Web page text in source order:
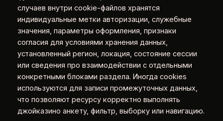
случаев внутри cookie-файлов хранятся
индивидуальные метки авторизации, служебные
значения, параметры оформления, признаки
согласия для условиями хранения данных,
установленный регион, локация, состояние сессии
или сведения про взаимодействии с отдельными
конкретными блоками раздела. Иногда cookies
используются для записи промежуточных данных,
что позволяют ресурсу корректно выполнять
джойказино анкету, фильтр, выборку или навигацию.